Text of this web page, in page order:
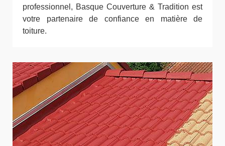
professionnel, Basque Couverture & Tradition est
votre partenaire de confiance en matière de
toiture.